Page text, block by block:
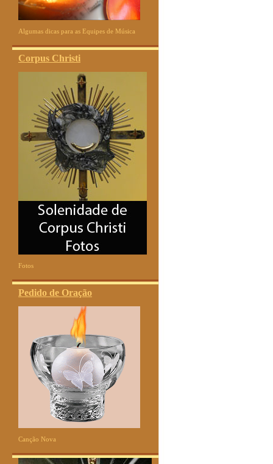
Algumas dicas para as Equipes de Música
Corpus Christi
Fotos
Pedido de Oração
Canção Nova